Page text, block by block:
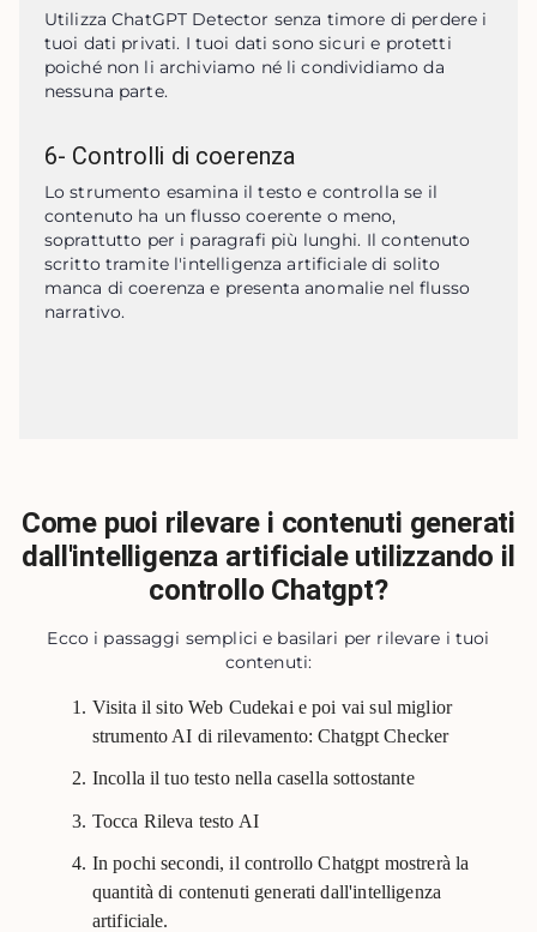
Utilizza ChatGPT Detector senza timore di perdere i
tuoi dati privati. I tuoi dati sono sicuri e protetti
poiché non li archiviamo né li condividiamo da
nessuna parte.
6- Controlli di coerenza
Lo strumento esamina il testo e controlla se il
contenuto ha un flusso coerente o meno,
soprattutto per i paragrafi più lunghi. Il contenuto
scritto tramite l'intelligenza artificiale di solito
manca di coerenza e presenta anomalie nel flusso
narrativo.
Come puoi rilevare i contenuti generati
dall'intelligenza artificiale utilizzando il
controllo Chatgpt?
Ecco i passaggi semplici e basilari per rilevare i tuoi
contenuti:
Visita il sito Web Cudekai e poi vai sul miglior
strumento AI di rilevamento: Chatgpt Checker
Incolla il tuo testo nella casella sottostante
Tocca Rileva testo AI
In pochi secondi, il controllo Chatgpt mostrerà la
quantità di contenuti generati dall'intelligenza
artificiale.